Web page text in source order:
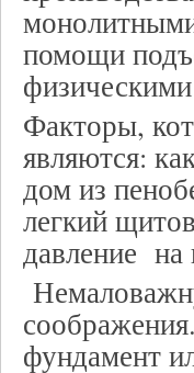
помощи
Факторы,
являются:
дом из
легкий
давление на
фундамент